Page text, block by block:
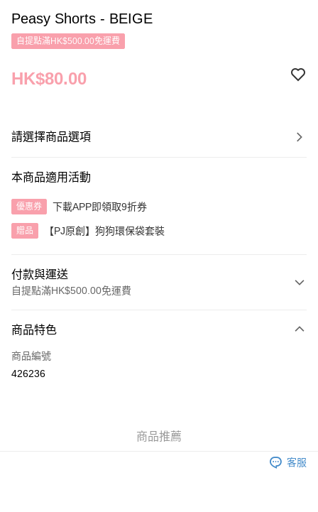
Peasy Shorts - BEIGE
自提點滿HK$500.00免運費
HK$80.00
請選擇商品選項
本商品適用活動
優惠券 下載APP即領取9折券
贈品 【PJ原創】狗狗環保袋套裝
付款與運送
自提點滿HK$500.00免運費
信用卡
AlipayHK
每筆HK$40.00，滿HK$500.00或以上免運費
商品特色
商品編號
426236
商品推薦
客服